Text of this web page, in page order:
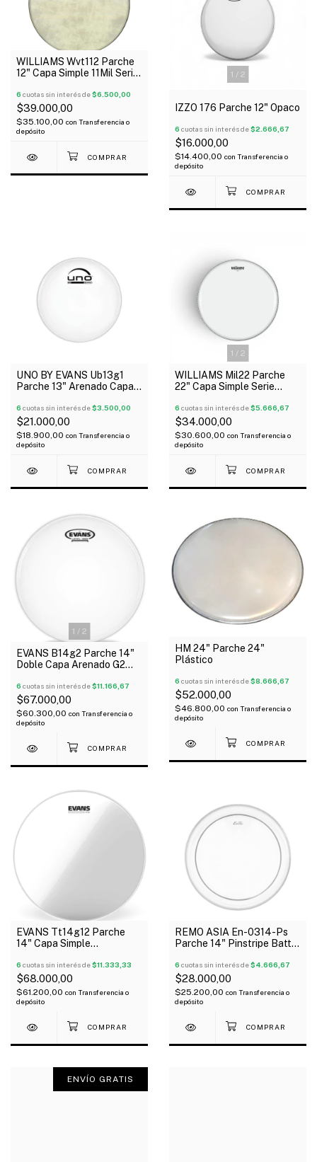
WILLIAMS Wvt112 Parche
12" Capa Simple 11Mil Serie
6 cuotas sin interés de$6.500,00
$39.000,00
$35.100,00 con Transferencia o
depósito
1 / 2
IZZO 176 Parche 12" Opaco
6 cuotas sin interés de$2.666,67
$16.000,00
$14.400,00 con Transferencia o
depósito
UNO BY EVANS Ub13g1
Parche 13" Arenado Capa
6 cuotas sin interés de$3.500,00
$21.000,00
$18.900,00 con Transferencia o
depósito
1 / 2
WILLIAMS Mil22 Parche
22" Capa Simple Serie
6 cuotas sin interés de$5.666,67
$34.000,00
$30.600,00 con Transferencia o
depósito
1 / 2
EVANS B14g2 Parche 14"
Doble Capa Arenado G2
6 cuotas sin interés de$11.166,67
$67.000,00
$60.300,00 con Transferencia o
depósito
HM 24" Parche 24"
Plástico
6 cuotas sin interés de$8.666,67
$52.000,00
$46.800,00 con Transferencia o
depósito
EVANS Tt14g12 Parche
14" Capa Simple
6 cuotas sin interés de$11.333,33
$68.000,00
$61.200,00 con Transferencia o
depósito
REMO ASIA En-0314-Ps
Parche 14" Pinstripe Batter
6 cuotas sin interés de$4.666,67
$28.000,00
$25.200,00 con Transferencia o
depósito
ENVÍO GRATIS